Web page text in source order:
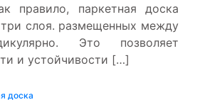
правило, паркетная доска
слоя. размещенных между
Это позволяет
и устойчивости […]
доска